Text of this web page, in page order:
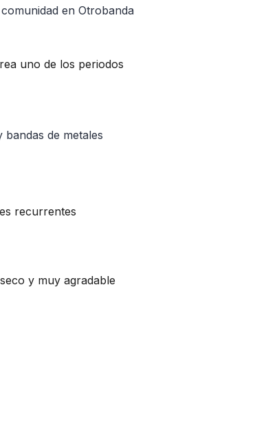
en Otrobanda
uno de los periodos
de metales
recurrentes
y muy agradable